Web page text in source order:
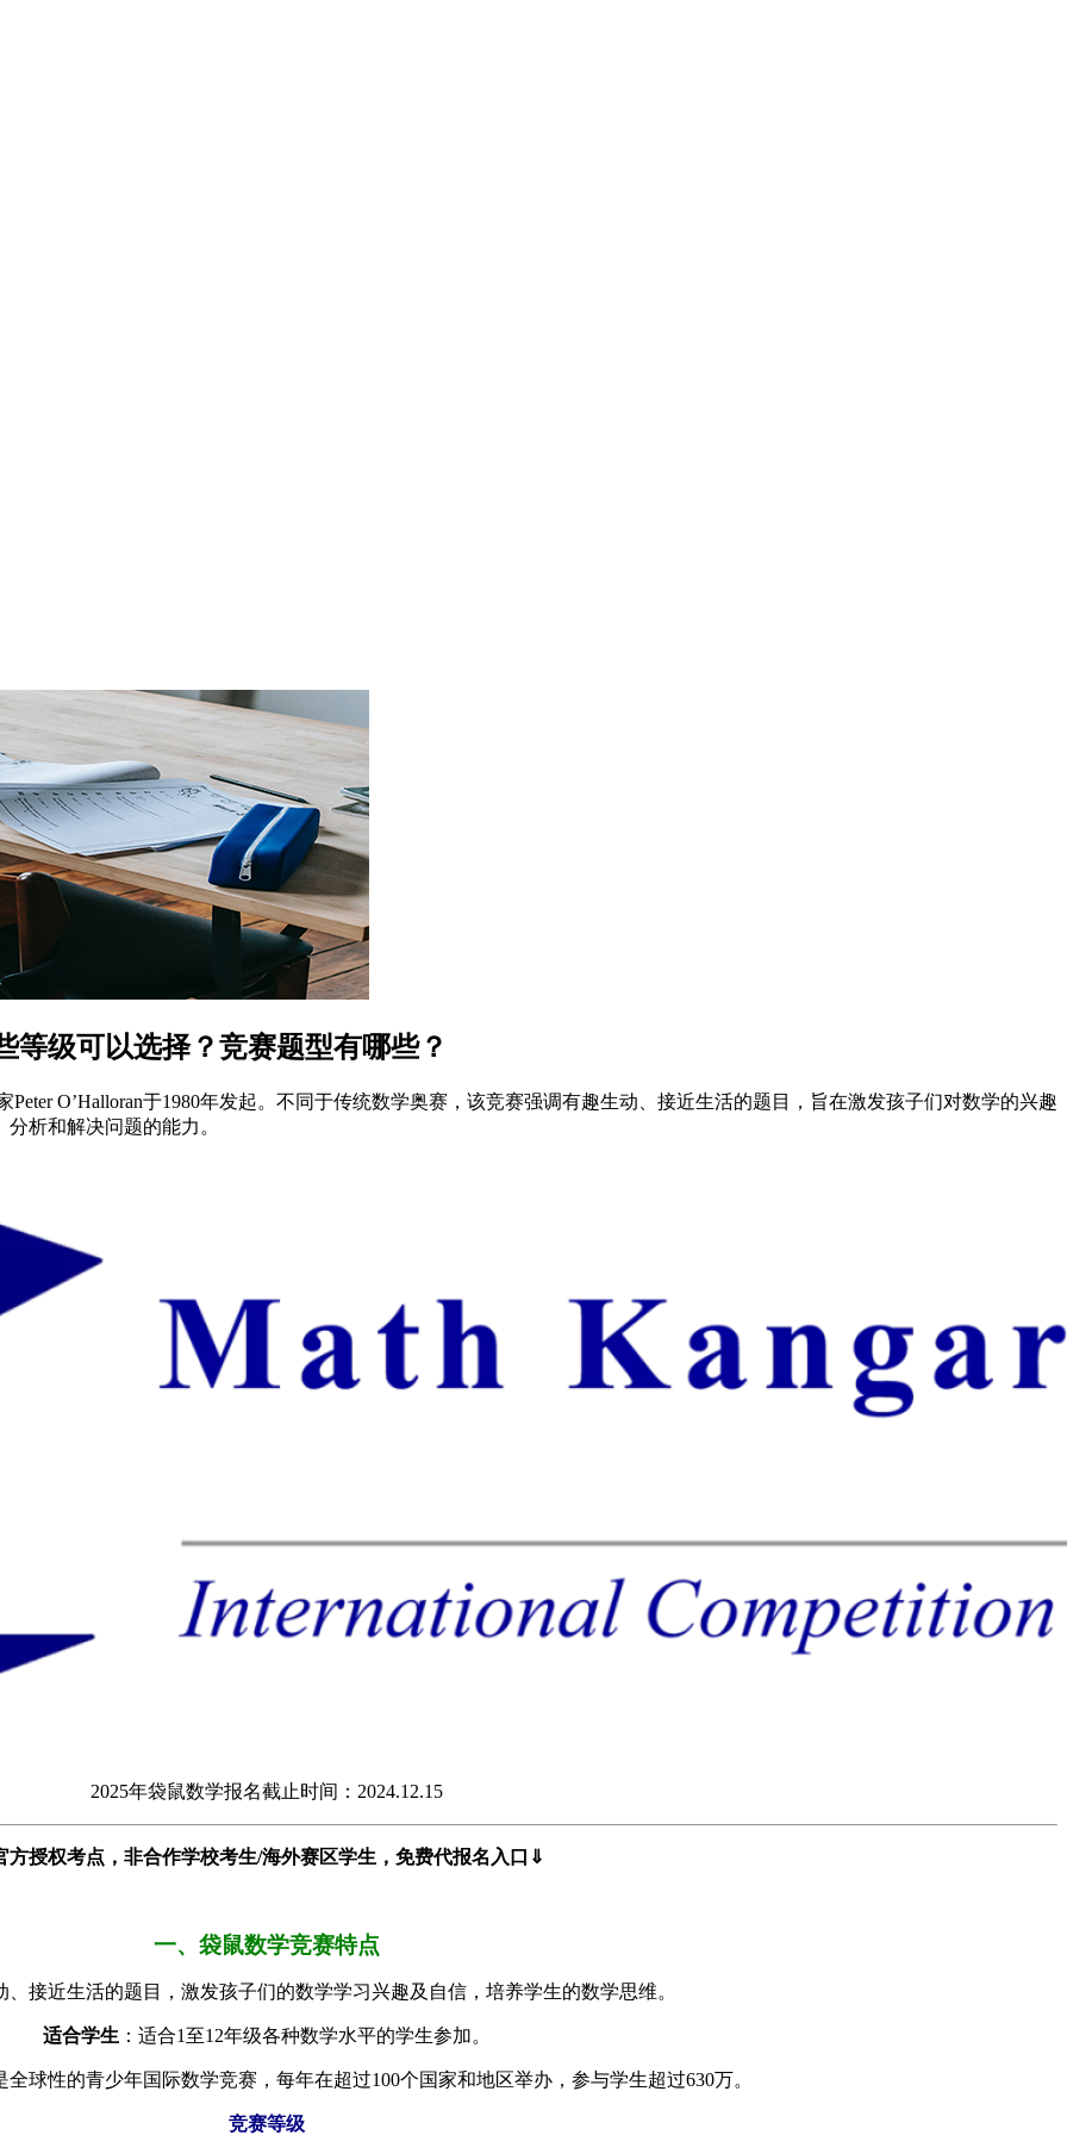
等级可以选择？竞赛题型有哪些？
O’Halloran于1980年发起。不同于传统数学奥赛，该竞赛强调有趣生动、接近生活的题目，旨在激发孩子们对数学的兴趣
析和解决问题的能力。
2025年袋鼠数学报名截止时间：2024.12.15
方授权考点， 非合作学校考生/海外赛区学生，免费代报名入口⇓
一、袋鼠数学竞赛特点
、接近生活的题目，激发孩子们的数学学习兴趣及自信，培养学生的数学思维。
适合学生 ：适合1至12年级各种数学水平的学生参加。
全球性的青少年国际数学竞赛，每年在超过100个国家和地区举办，参与学生超过630万。
竞赛等级